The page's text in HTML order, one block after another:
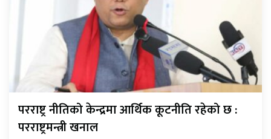
परराष्ट्र नीतिको केन्द्रमा आर्थिक कूटनीति रहेको छ :
परराष्ट्रमन्त्री खनाल